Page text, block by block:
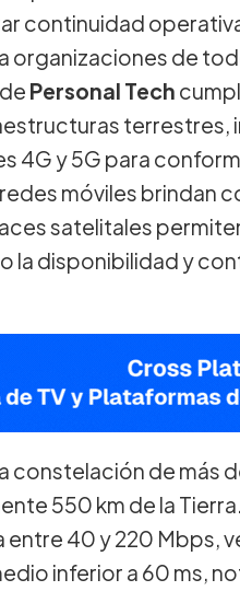
continuidad
de
Personal Tech
terrestres,
4G y 5G para
móviles brindan
satelitales
la disponibilidad y
constelación de más
550 km de la
40 y 220 Mbps,
inferior a 60 ms,